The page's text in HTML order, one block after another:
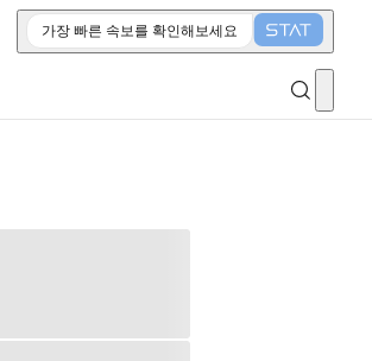
가장 빠른 속보를 확인해보세요